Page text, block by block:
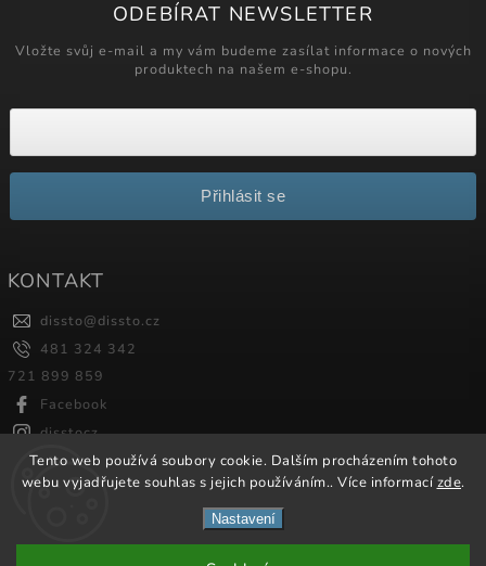
Tento web používá soubory cookie. Dalším procházením tohoto
webu vyjadřujete souhlas s jejich používáním.. Více informacízde.
Nastavení
ODEBÍRAT NEWSLETTER
Vložte svůj e-mail a my vám budeme zasílat informace o nových
produktech na našem e-shopu.
Přihlásit se
KONTAKT
dissto@dissto.cz
481 324 342
721 899 859
Facebook
disstocz
Shoptet| Design